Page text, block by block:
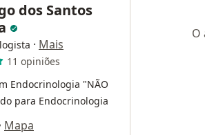
dos Santos
· Mais
11 opiniões
Endocrinologia "NÃO
para Endocrinologia
Mapa
O